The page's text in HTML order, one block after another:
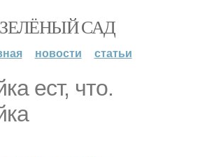
ЗЕЛЁНЫЙ САД
новости статьи
ест, что.